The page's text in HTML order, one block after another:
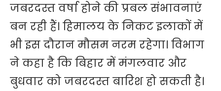
जबरदस्त वर्षा होने की प्रबल संभावनाएं
बन रही हैं। हिमालय के निकट इलाकों में
भी इस दौरान मौसम नरम रहेगा। विभाग
ने कहा है कि बिहार में मंगलवार और
बुधवार को जबरदस्त बारिश हो सकती है।